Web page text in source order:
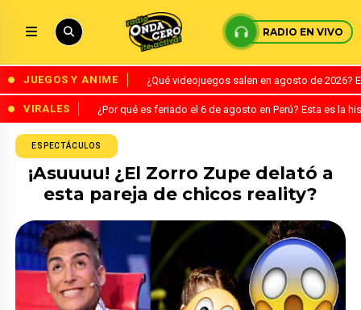
RADIO EN VIVO
JUEGOS Y ANIME ¿Qué videojuegos salen en agosto de
VIRALES ¿Por qué es feriado el 6 de agosto en Perú? Esta es la
ESPECTÁCULOS
¡Asuuuu! ¿El Zorro Zupe delató a
esta pareja de chicos reality?